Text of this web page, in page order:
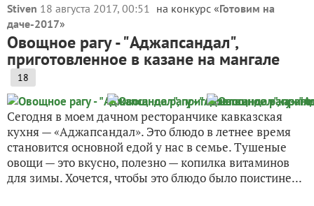
Stiven 18 августа 2017, 00:51 на конкурс «Готовим на
даче-2017»
Овощное рагу - "Аджапсандал",
приготовленное в казане на мангале
18
Сегодня в моем дачном ресторанчике кавказская
кухня — «Аджапсандал». Это блюдо в летнее время
становится основной едой у нас в семье. Тушеные
овощи — это вкусно, полезно — копилка витаминов
для зимы. Хочется, чтобы это блюдо было поистине...